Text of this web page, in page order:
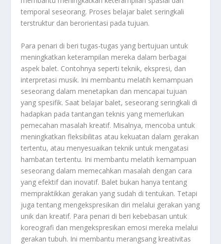
temporal seseorang. Proses belajar balet seringkali
terstruktur dan berorientasi pada tujuan.
Para penari di beri tugas-tugas yang bertujuan untuk
meningkatkan keterampilan mereka dalam berbagai
aspek balet. Contohnya seperti teknik, ekspresi, dan
interpretasi musik. Ini membantu melatih kemampuan
seseorang dalam menetapkan dan mencapai tujuan
yang spesifik. Saat belajar balet, seseorang seringkali di
hadapkan pada tantangan teknis yang memerlukan
pemecahan masalah kreatif. Misalnya, mencoba untuk
meningkatkan fleksibilitas atau kekuatan dalam gerakan
tertentu, atau menyesuaikan teknik untuk mengatasi
hambatan tertentu. Ini membantu melatih kemampuan
seseorang dalam memecahkan masalah dengan cara
yang efektif dan inovatif. Balet bukan hanya tentang
mempraktikkan gerakan yang sudah di tentukan. Tetapi
juga tentang mengekspresikan diri melalui gerakan yang
unik dan kreatif. Para penari di beri kebebasan untuk
koreografi dan mengekspresikan emosi mereka melalui
gerakan tubuh. Ini membantu merangsang kreativitas